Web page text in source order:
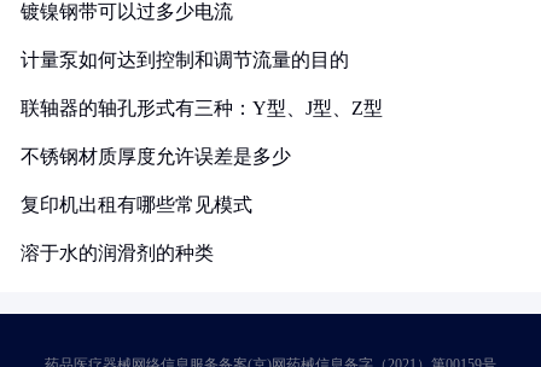
镀镍钢带可以过多少电流
计量泵如何达到控制和调节流量的目的
联轴器的轴孔形式有三种：Y型、J型、Z型
不锈钢材质厚度允许误差是多少
复印机出租有哪些常见模式
溶于水的润滑剂的种类